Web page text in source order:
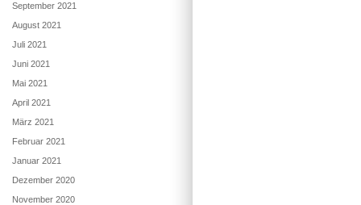
September 2021
August 2021
Juli 2021
Juni 2021
Mai 2021
April 2021
März 2021
Februar 2021
Januar 2021
Dezember 2020
November 2020